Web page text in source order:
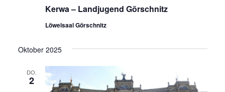
Kerwa – Landjugend Görschnitz
Löwelsaal Görschnitz
Oktober 2025
DO.
2